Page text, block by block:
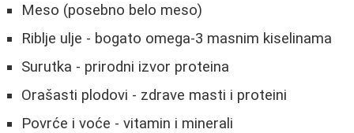
Meso (posebno belo meso)
Riblje ulje - bogato omega-3 masnim kiselinama
Surutka - prirodni izvor proteina
Orašasti plodovi - zdrave masti i proteini
Povrće i voće - vitamin i minerali